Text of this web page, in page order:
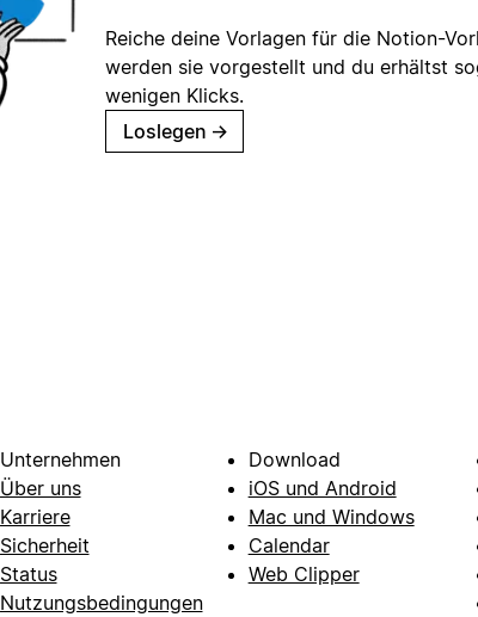
Reiche deine Vorlagen für die Notion-
werden sie vorgestellt und du erhältst
wenigen Klicks.
Loslegen →
Unternehmen
Über uns
Karriere
Sicherheit
Status
Nutzungsbedingungen
Download
iOS und Android
Mac und Windows
Calendar
Web Clipper